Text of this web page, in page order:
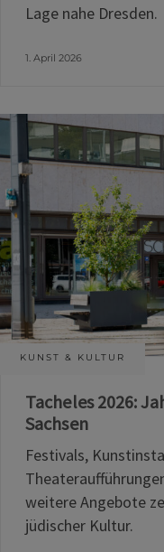
Lage nahe Dresden.
1. April 2026
KUNST & KULTUR
Tacheles 2026:
Sachsen
Festivals,
weitere Angebote
jüdischer Kultur.